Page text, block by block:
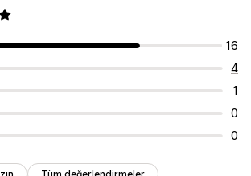
16
4
1
0
0